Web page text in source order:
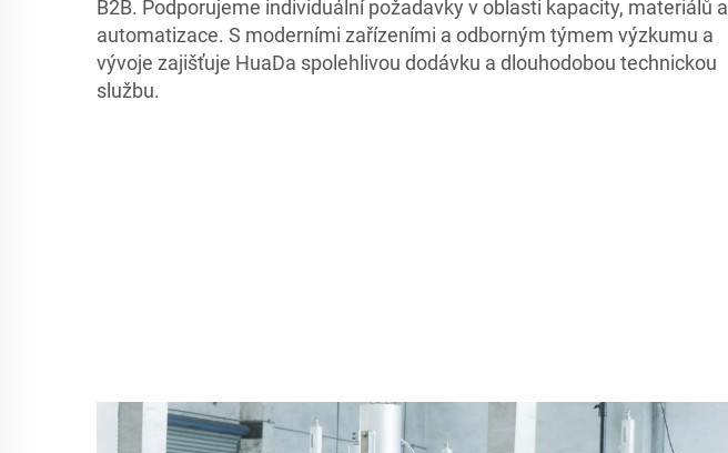
B2B. Podporujeme individuální požadavky v oblasti kapacity, materiálů a
automatizace. S moderními zařízeními a odborným týmem výzkumu a
vývoje zajišťuje HuaDa spolehlivou dodávku a dlouhodobou technickou
službu.